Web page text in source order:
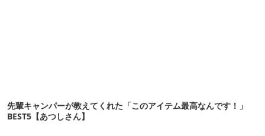
先輩キャンパーが教えてくれた「このアイテム最高なんです！」
BEST5【あつしさん】